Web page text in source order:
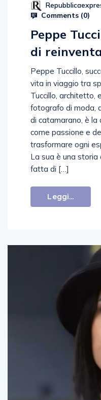
Comments (0)
Peppe
di
Peppe Tuccillo,
vita in viaggio tra
Tuccillo, architetto,
fotografo di moda,
di catamarano, è
come passione e
trasformare ogni
La sua è una storia
fatta di […]
Leggi...